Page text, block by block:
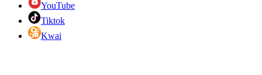
YouTube
Tiktok
Kwai